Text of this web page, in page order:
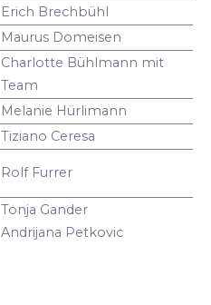
Erich Brechbühl
Maurus Domeisen
Charlotte Bühlmann mit
Team
Melanie Hürlimann
Tiziano Ceresa
Rolf Furrer
Tonja Gander
Andrijana Petkovic